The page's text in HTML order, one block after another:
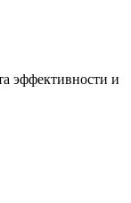
эффективности и